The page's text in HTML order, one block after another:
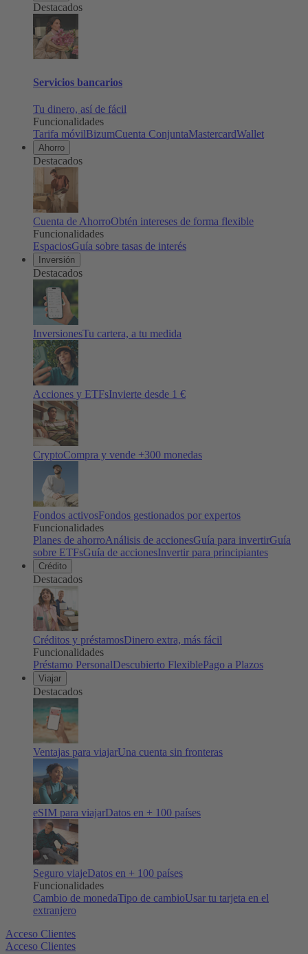
Destacados
Servicios bancarios
Tu dinero, así de fácil
Funcionalidades
Tarifa móvilBizumCuenta ConjuntaMastercardWallet
Ahorro
Destacados
Cuenta de AhorroObtén intereses de forma flexible
Funcionalidades
EspaciosGuía sobre tasas de interés
Inversión
Destacados
InversionesTu cartera, a tu medida
Acciones y ETFsInvierte desde 1 €
CryptoCompra y vende +300 monedas
Fondos activosFondos gestionados por expertos
Funcionalidades
Planes de ahorroAnálisis de accionesGuía para invertirGuía
sobre ETFsGuía de accionesInvertir para principiantes
Crédito
Destacados
Créditos y préstamosDinero extra, más fácil
Funcionalidades
Préstamo PersonalDescubierto FlexiblePago a Plazos
Viajar
Destacados
Ventajas para viajarUna cuenta sin fronteras
eSIM para viajarDatos en + 100 países
Seguro viajeDatos en + 100 países
Funcionalidades
Cambio de monedaTipo de cambioUsar tu tarjeta en el
extranjero
Acceso Clientes
Acceso Clientes